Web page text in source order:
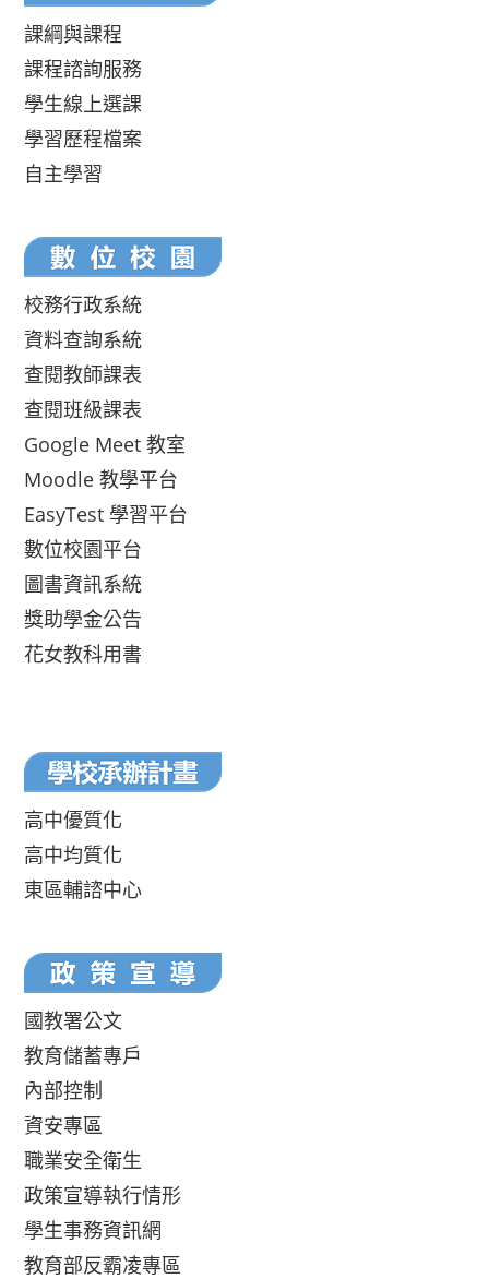
課綱與課程
課程諮詢服務
學生線上選課
學習歷程檔案
自主學習
校務行政系統
資料查詢系統
查閱教師課表
查閱班級課表
Google Meet 教室
Moodle 教學平台
EasyTest 學習平台
數位校園平台
圖書資訊系統
獎助學金公告
花女教科用書
高中優質化
高中均質化
東區輔諮中心
國教署公文
教育儲蓄專戶
內部控制
資安專區
職業安全衛生
政策宣導執行情形
學生事務資訊網
教育部反霸凌專區